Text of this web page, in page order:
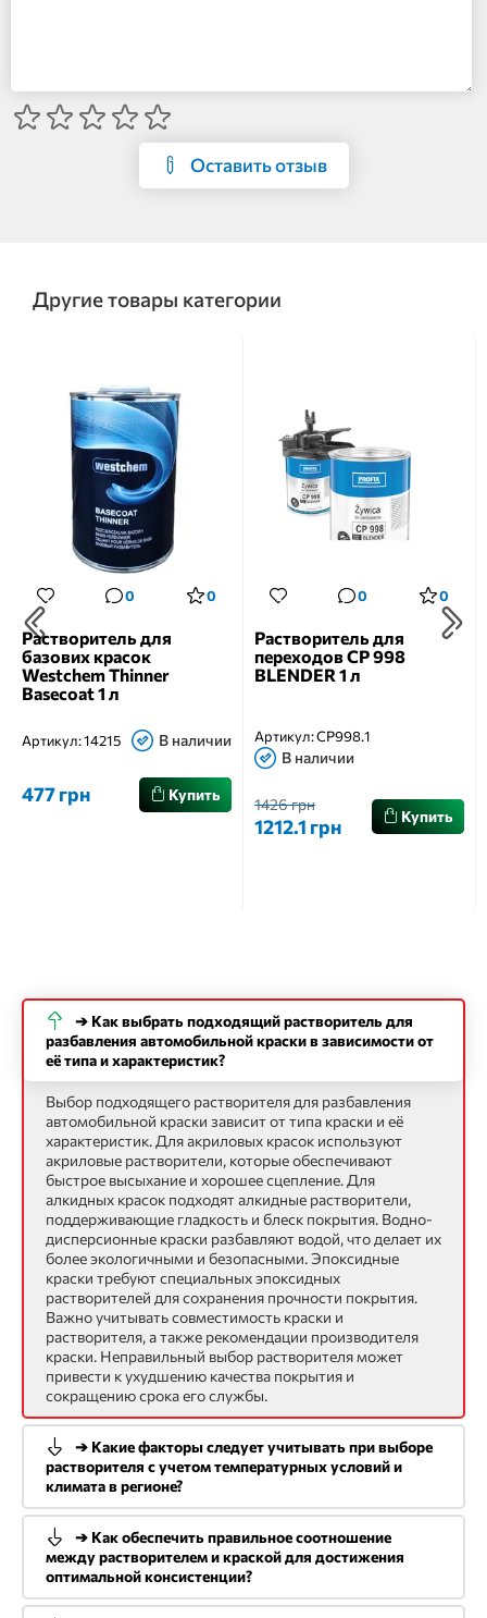
Оставить отзыв
Другие товары категории
0 0
Растворитель для
базових красок
Westchem Thinner
Basecoat 1 л
Артикул:14215 В наличии
477 грн Купить
0 0
Растворитель для
переходов CP 998
BLENDER 1 л
Артикул:CP998.1
В наличии
1426 грн
1212.1 грн Купить
➔ Как выбрать подходящий растворитель для
разбавления автомобильной краски в зависимости от
её типа и характеристик?
Выбор подходящего растворителя для разбавления
автомобильной краски зависит от типа краски и её
характеристик. Для акриловых красок используют
акриловые растворители, которые обеспечивают
быстрое высыхание и хорошее сцепление. Для
алкидных красок подходят алкидные растворители,
поддерживающие гладкость и блеск покрытия. Водно-
дисперсионные краски разбавляют водой, что делает их
более экологичными и безопасными. Эпоксидные
краски требуют специальных эпоксидных
растворителей для сохранения прочности покрытия.
Важно учитывать совместимость краски и
растворителя, а также рекомендации производителя
краски. Неправильный выбор растворителя может
привести к ухудшению качества покрытия и
сокращению срока его службы.
➔ Какие факторы следует учитывать при выборе
растворителя с учетом температурных условий и
климата в регионе?
➔ Как обеспечить правильное соотношение
между растворителем и краской для достижения
оптимальной консистенции?